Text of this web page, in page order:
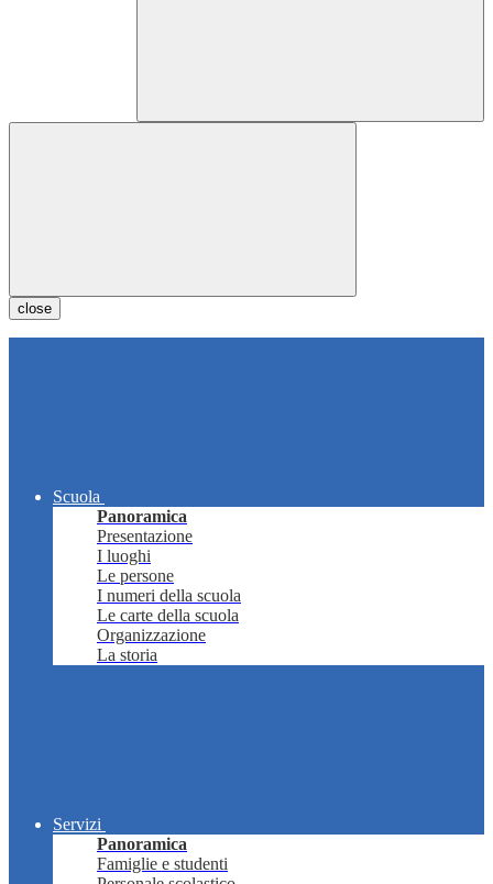
close
Scuola
Panoramica
Presentazione
I luoghi
Le persone
I numeri della scuola
Le carte della scuola
Organizzazione
La storia
Servizi
Panoramica
Famiglie e studenti